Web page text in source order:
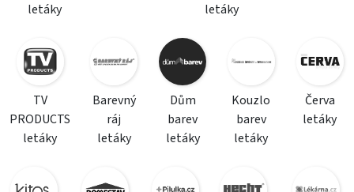
letáky
letáky
TV
PRODUCTS
letáky
Barevný
ráj
letáky
Dům
barev
letáky
Kouzlo
barev
letáky
Červa
letáky